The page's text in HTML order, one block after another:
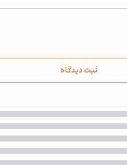
ثبت دیدگاه